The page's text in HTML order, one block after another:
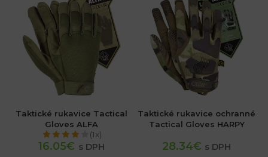
Taktické rukavice Tactical
Gloves ALFA
(1x)
16.05€ s DPH
Taktické rukavice ochranné
Tactical Gloves HARPY
28.34€ s DPH